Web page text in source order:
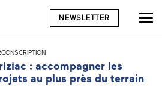
NEWSLETTER
: accompagner les
au plus près du terrain